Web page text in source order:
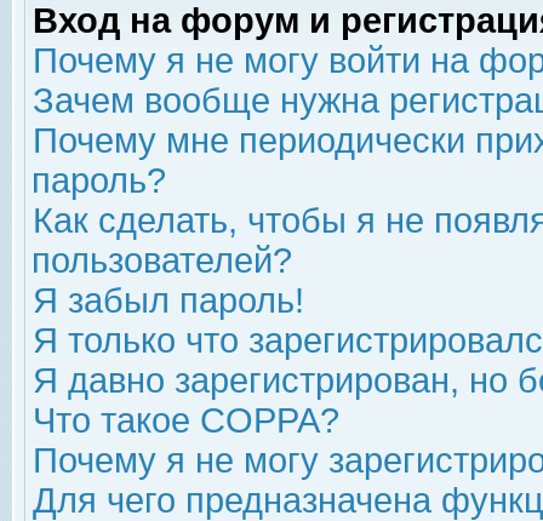
Вход на форум и
Почему я не могу войти на
Зачем вообще нужна
Почему мне периодически
пароль?
Как сделать, чтобы я не
пользователей?
Я забыл пароль!
Я только что
Я давно зарегистрирован, но
Что такое COPPA?
Почему я не могу
Для чего предназначена